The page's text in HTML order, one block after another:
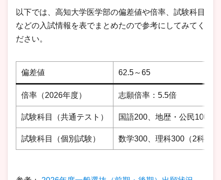
以下では、高知大学医学部の偏差値や倍率、試験科目
などの入試情報を表でまとめたので参考にしてみてく
ださい。
偏差値 62.5～65
倍率（2026年度） 志願倍率：5.5倍
試験科目（共通テスト） 国語200、地歴・公民100、
試験科目（個別試験） 数学300、理科300（2科目